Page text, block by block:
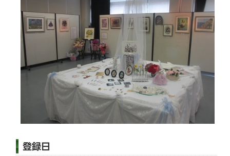
登録日